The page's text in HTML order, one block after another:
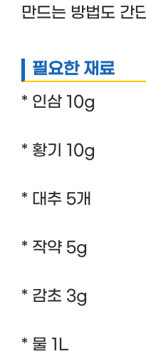
만드는 방법도 간
필요한 재료
* 인삼 10g
* 황기 10g
* 대추 5개
* 작약 5g
* 감초 3g
* 물 1L